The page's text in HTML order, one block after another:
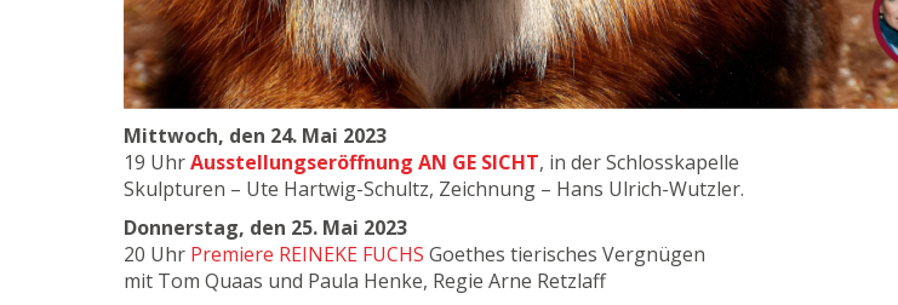
Mittwoch, den 24. Mai 2023
19 UhrAusstellungseröffnung AN GE SICHT, in der Schlosskapelle
Skulpturen – Ute Hartwig-Schultz, Zeichnung – Hans Ulrich-Wutzler.
Donnerstag, den 25. Mai 2023
20 Uhr Premiere REINEKE FUCHS Goethes tierisches Vergnügen
mit Tom Quaas und Paula Henke, Regie Arne Retzlaff